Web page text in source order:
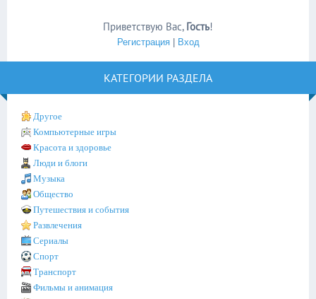
Приветствую Вас, Гость!
Регистрация| Вход
КАТЕГОРИИ РАЗДЕЛА
Другое
Компьютерные игры
Красота и здоровье
Люди и блоги
Музыка
Общество
Путешествия и события
Развлечения
Сериалы
Спорт
Транспорт
Фильмы и анимация